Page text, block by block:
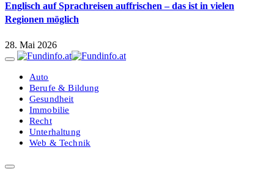
Englisch auf Sprachreisen auffrischen – das ist in vielen
Regionen möglich
28. Mai 2026
Auto
Berufe & Bildung
Gesundheit
Immobilie
Recht
Unterhaltung
Web & Technik